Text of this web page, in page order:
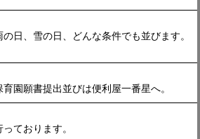
日、雪の日、どんな条件でも並びます。
園願書提出並びは便利屋一番星へ。
ております。